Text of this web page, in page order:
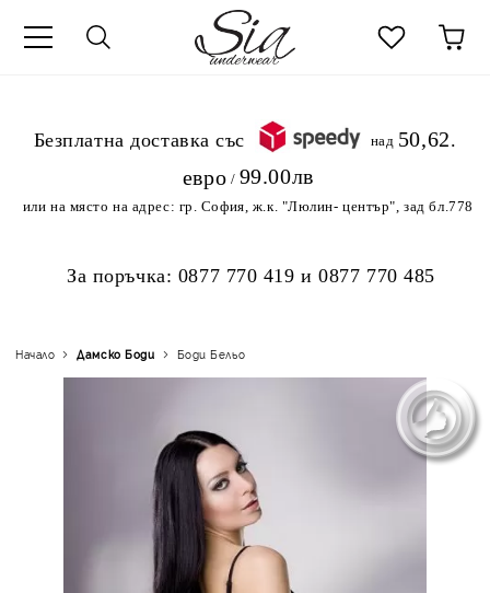
.Безплатна доставка със
над 50,62
евро / 99.00лв
или на място на адрес: гр. София, ж.к. "Люлин- център", зад бл.778
За поръчка: 0877 770 419 и0877 770 485
Начало Дамскo Боди Боди Бельо